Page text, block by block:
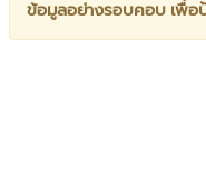
ข้อมูลอย่างรอบคอบ เพื่